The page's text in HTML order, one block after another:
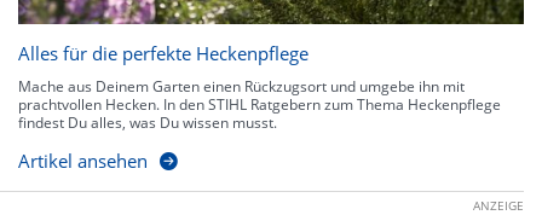
Alles für die perfekte Heckenpflege
Mache aus Deinem Garten einen Rückzugsort und umgebe ihn mit
prachtvollen Hecken. In den STIHL Ratgebern zum Thema Heckenpflege
findest Du alles, was Du wissen musst.
Artikel ansehen
ANZEIGE